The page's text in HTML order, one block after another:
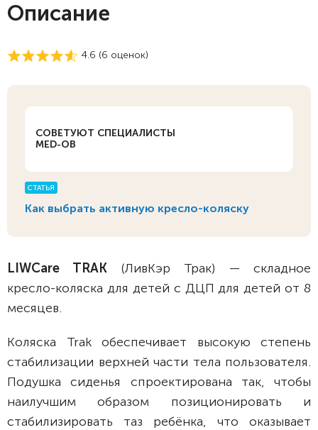
Описание
4.6 (6 оценок)
СОВЕТУЮТ СПЕЦИАЛИСТЫ
MED-OB
СТАТЬЯ
Как выбрать активную кресло-коляску
LIWCare TRAK (ЛивКэр Трак) — складное
кресло-коляска для детей с ДЦП для детей от 8
месяцев.
Коляска Trak обеспечивает высокую степень
стабилизации верхней части тела пользователя.
Подушка сиденья спроектирована так, чтобы
наилучшим образом позиционировать и
стабилизировать таз ребёнка, что оказывает